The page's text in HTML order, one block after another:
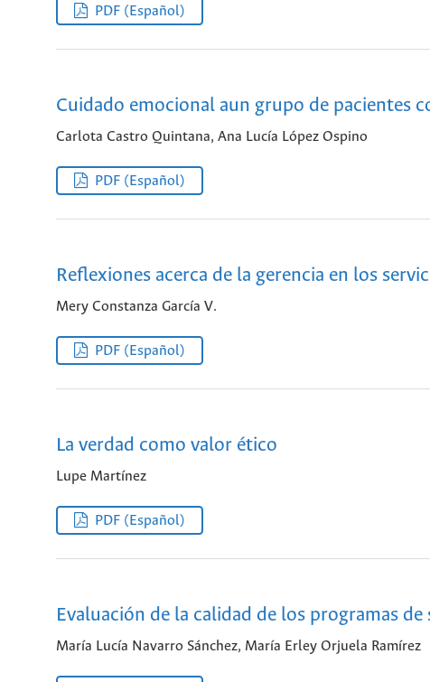
PDF (Español)
Cuidado emocional aun grupo de pacientes
Carlota Castro Quintana, Ana Lucía López Ospino
PDF (Español)
Reflexiones acerca de la gerencia en los
Mery Constanza García V.
PDF (Español)
La verdad como valor ético
Lupe Martínez
PDF (Español)
Evaluación de la calidad de los programas
María Lucía Navarro Sánchez, María Erley Orjuela Ramírez